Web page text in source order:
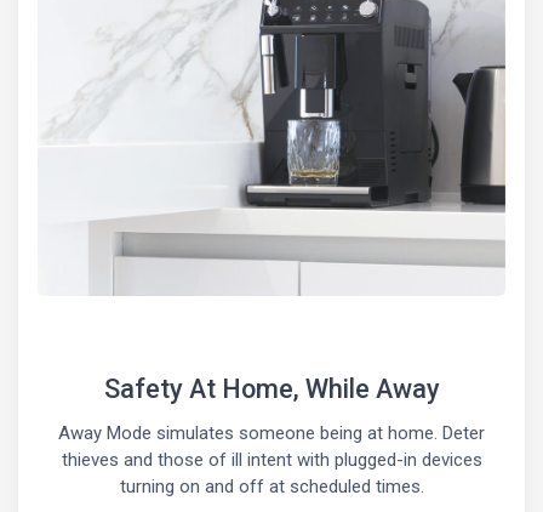
Safety At Home, While Away
Away Mode simulates someone being at home. Deter
thieves and those of ill intent with plugged-in devices
turning on and off at scheduled times.